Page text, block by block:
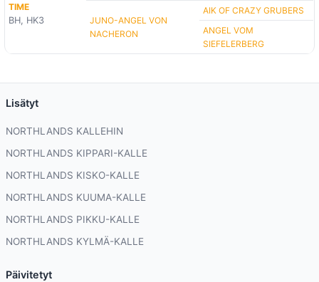
TIME
BH, HK3
JUNO-ANGEL VON
NACHERON
AIK OF CRAZY GRUBERS
ANGEL VOM
SIEFELERBERG
Lisätyt
NORTHLANDS KALLEHIN
NORTHLANDS KIPPARI-KALLE
NORTHLANDS KISKO-KALLE
NORTHLANDS KUUMA-KALLE
NORTHLANDS PIKKU-KALLE
NORTHLANDS KYLMÄ-KALLE
Päivitetyt